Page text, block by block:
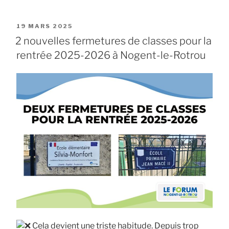
PUBLIÉ
LE
19 MARS 2025
2 nouvelles fermetures de classes pour la
rentrée 2025-2026 à Nogent-le-Rotrou
Cela devient une triste habitude. Depuis trop